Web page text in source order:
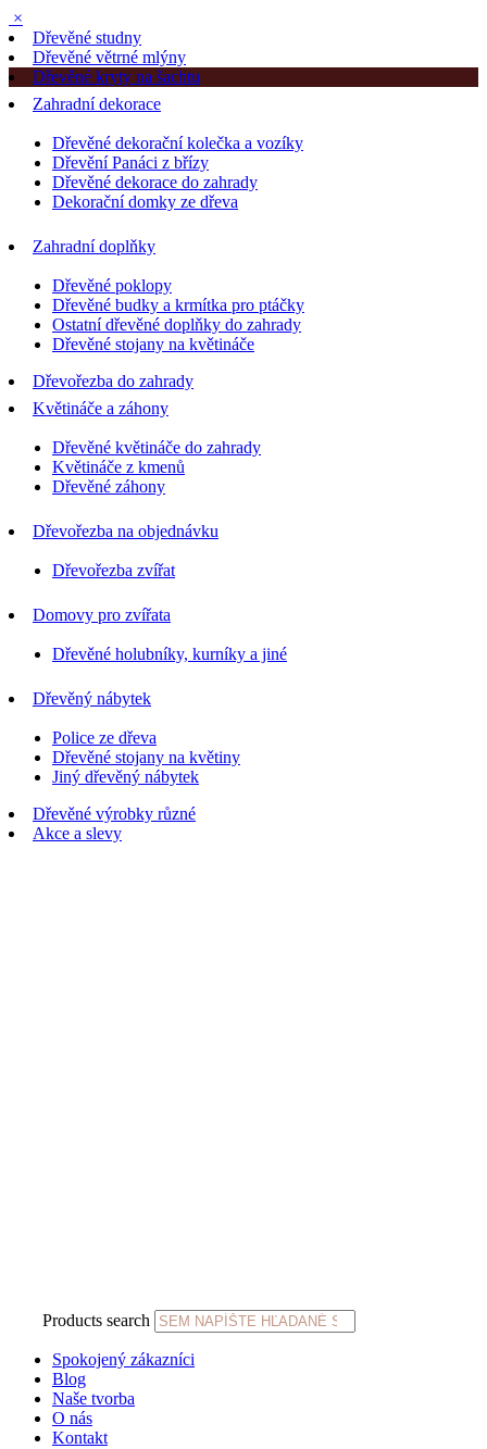
×
Dřevěné studny
Dřevěné větrné mlýny
Dřevěné kryty na šachtu
Zahradní dekorace
Dřevěné dekorační kolečka a vozíky
Dřevění Panáci z břízy
Dřevěné dekorace do zahrady
Dekorační domky ze dřeva
Zahradní doplňky
Dřevěné poklopy
Dřevěné budky a krmítka pro ptáčky
Ostatní dřevěné doplňky do zahrady
Dřevěné stojany na květináče
Dřevořezba do zahrady
Květináče a záhony
Dřevěné květináče do zahrady
Květináče z kmenů
Dřevěné záhony
Dřevořezba na objednávku
Dřevořezba zvířat
Domovy pro zvířata
Dřevěné holubníky, kurníky a jiné
Dřevěný nábytek
Police ze dřeva
Dřevěné stojany na květiny
Jiný dřevěný nábytek
Dřevěné výrobky různé
Akce a slevy
Products search
Spokojený zákazníci
Blog
Naše tvorba
O nás
Kontakt